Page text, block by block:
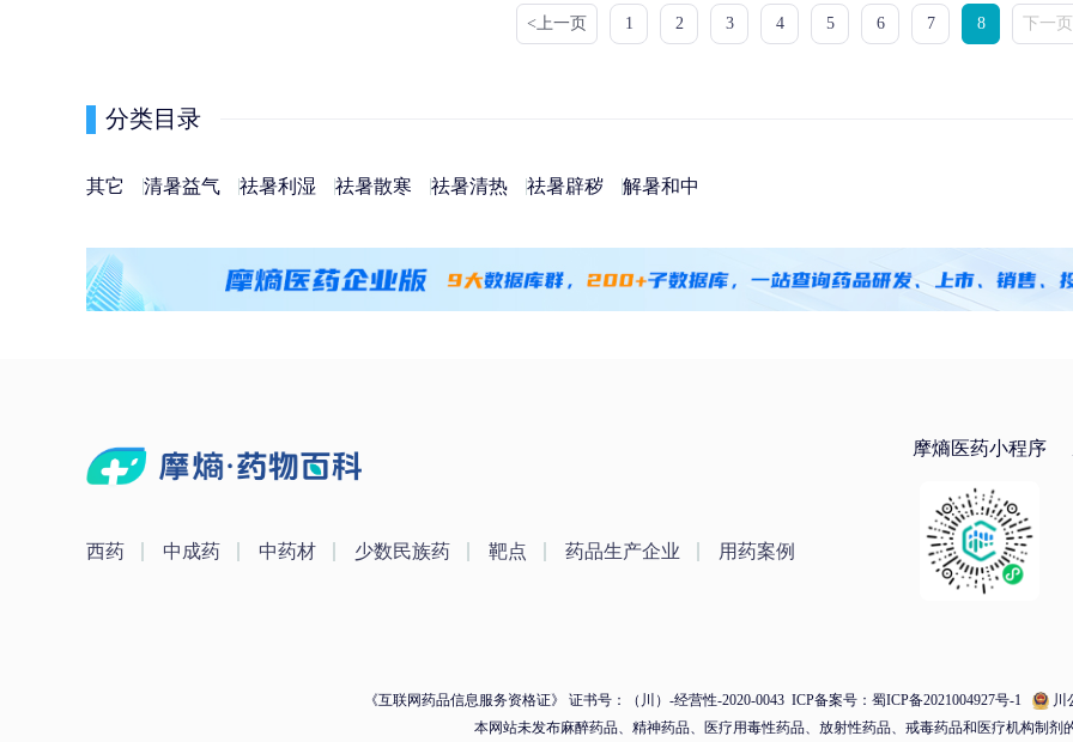
<上一页 1 2 3 4 5 6 7 8 下一
分类目录
其它 清暑益气 祛暑利湿 祛暑散寒 祛暑清热 祛暑辟秽 解暑和中
西药 中成药 中药材 少数民族药 靶点 药品生产企业 用药案例
摩熵医药小程序
《互联网药品信息服务资格证》 证书号：（川）-经营性-2020-0043 ICP备案号：蜀ICP备2021004927号-1
川
本网站未发布麻醉药品、精神药品、医疗用毒性药品、放射性药品、戒毒药品和医疗机构制剂